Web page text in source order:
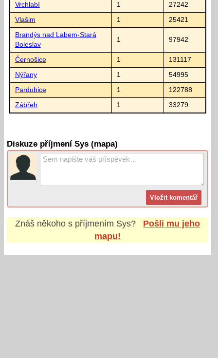
Vrchlabí 1 27242
Vlašim 1 25421
Brandýs nad Labem-Stará
Boleslav
1 97942
Černošice 1 131117
Nýřany 1 54995
Pardubice 1 122788
Zábřeh 1 33279
Diskuze příjmení Sys (mapa)
Znáš někoho s příjmením Sys?
Pošli mu jeho
mapu!